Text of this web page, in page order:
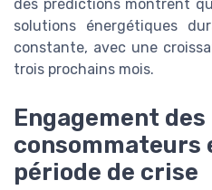
des prédictions montrent
solutions énergétiques
constante, avec une
trois prochains mois.
Engagement des
consommateurs
période de crise